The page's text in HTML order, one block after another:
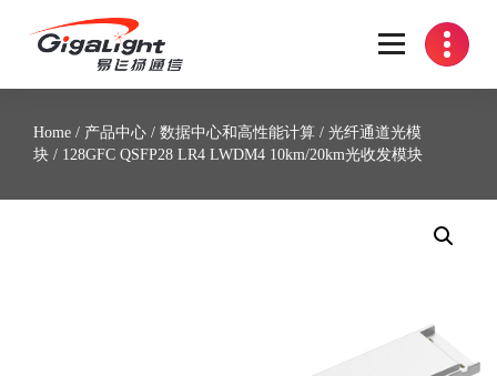
开放光网络器件的向导
Home / 产品中心 / 数据中心和高性能计算 / 光纤通道光模
块 / 128GFC QSFP28 LR4 LWDM4 10km/20km光收发模块